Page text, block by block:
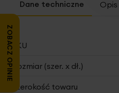
Opis
Więcej
informacji
SKU
Rozmiar (szer. x dł.)
Szerokość towaru
ZOBACZ OPINIE